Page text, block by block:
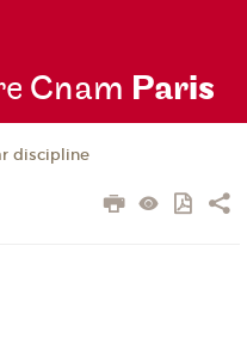
Cnam Paris
discipline